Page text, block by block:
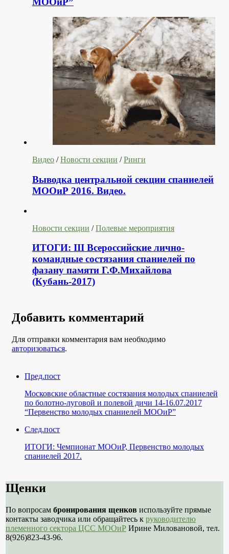
Видео /Новости секции /Ринги
Выводка центральной секции спаниелей
МООиР 2016. Видео.
Новости секции /Полевые мероприятия
ИТОГИ: III Всероссийские лично-
командные состязания спаниелей по
фазану памяти Г.Ф.Михайлова
(Кубань-2017)
Добавить комментарий
Для отправки комментария вам необходимо
авторизоваться.
Пред.пост
Московские областные состязания молодых спаниелей
по болотно-луговой и полевой дичи 14-16.07.2017
“Первенство молодых спаниелей МООиР”
След.пост
ИТОГИ: Чемпионат МООиР, Первенство молодых
спаниелей 2017.
Щенки
По вопросам бронирования щенков используйте прямые
контакты заводчика или обращайтесь к руководителю
племенного сектора ЦСС МООиР Ирине Миловановой, тел.
8(926)823-43-96.